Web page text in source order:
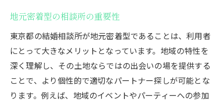
メディアが注目するユニークなサービス
結婚相談所が持つ技術的な優位性
メディアが注目する裏側の魅力
特殊なサービスが生むメディア露出
東京都の結婚相談所がメディアに注目される要
地元密着型の相談所の重要性
東京都の結婚相談所が地元密着型であることは、利用者
にとって大きなメリットとなっています。地域の特性を
深く理解し、その土地ならではの出会いの場を提供する
ことで、より個性的で適切なパートナー探しが可能とな
ります。例えば、地域のイベントやパーティーへの参加